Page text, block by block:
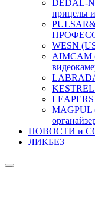
DEDAL-
прицелы
WESN
AIMCAM
MAGPUL
НОВОСТИ и
ЛИКБЕЗ